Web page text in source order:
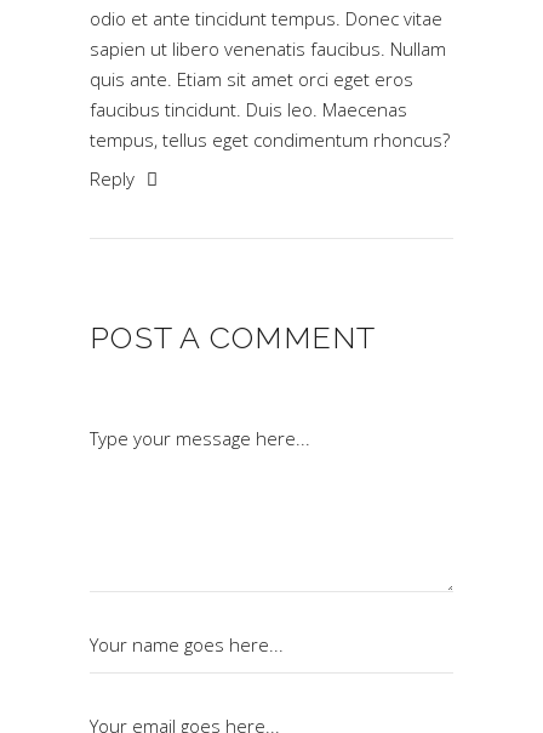
odio et ante tincidunt tempus. Donec vitae
sapien ut libero venenatis faucibus. Nullam
quis ante. Etiam sit amet orci eget eros
faucibus tincidunt. Duis leo. Maecenas
tempus, tellus eget condimentum rhoncus?
Reply
POST A COMMENT